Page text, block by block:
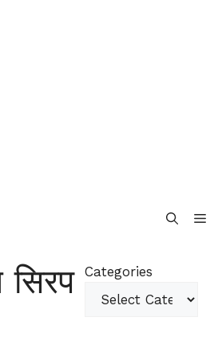
सिरप
Categories